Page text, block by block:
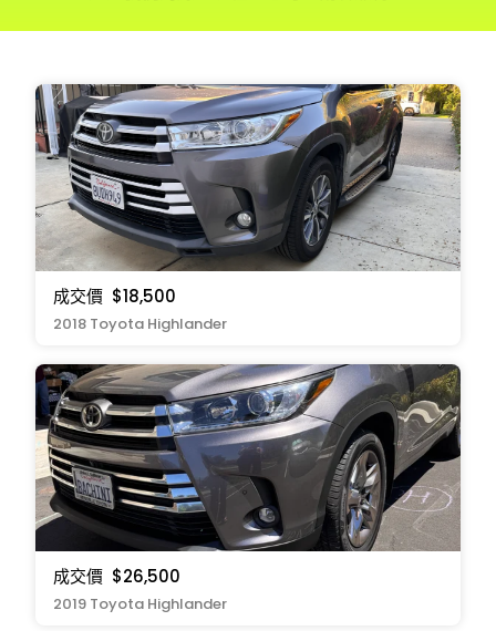
成交價 $18,500
2018 Toyota Highlander
成交價 $26,500
2019 Toyota Highlander